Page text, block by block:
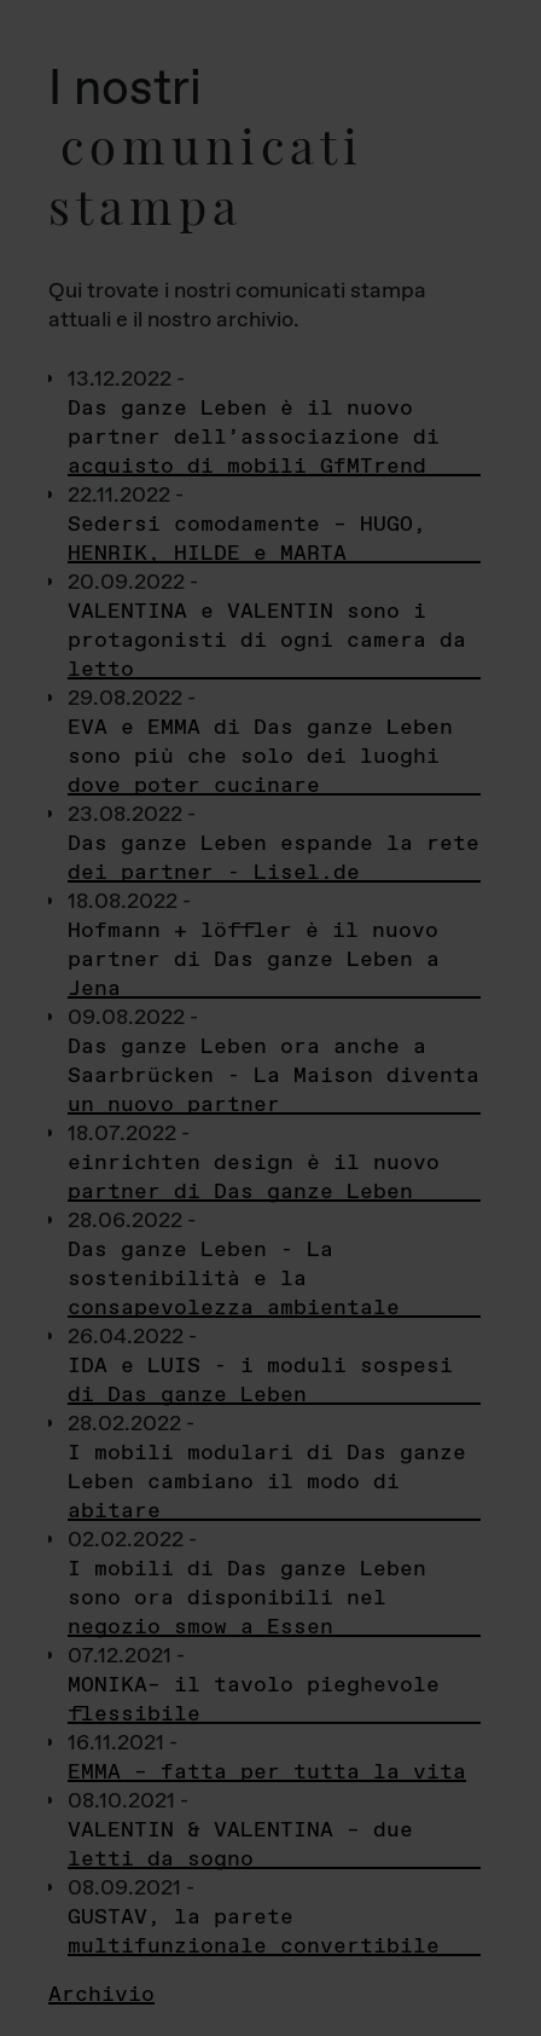
I nostri
comunicati
stampa
Qui trovate i nostri comunicati stampa
attuali e il nostro archivio.
13.12.2022 -
Das ganze Leben è il nuovo
partner dell’associazione di
acquisto di mobili GfMTrend
22.11.2022 -
Sedersi comodamente – HUGO,
HENRIK, HILDE e MARTA
20.09.2022 -
VALENTINA e VALENTIN sono i
protagonisti di ogni camera da
letto
29.08.2022 -
EVA e EMMA di Das ganze Leben
sono più che solo dei luoghi
dove poter cucinare
23.08.2022 -
Das ganze Leben espande la rete
dei partner - Lisel.de
18.08.2022 -
Hofmann + löffler è il nuovo
partner di Das ganze Leben a
Jena
09.08.2022 -
Das ganze Leben ora anche a
Saarbrücken - La Maison diventa
un nuovo partner
18.07.2022 -
einrichten design è il nuovo
partner di Das ganze Leben
28.06.2022 -
Das ganze Leben - La
sostenibilità e la
consapevolezza ambientale
26.04.2022 -
IDA e LUIS - i moduli sospesi
di Das ganze Leben
28.02.2022 -
I mobili modulari di Das ganze
Leben cambiano il modo di
abitare
02.02.2022 -
I mobili di Das ganze Leben
sono ora disponibili nel
negozio smow a Essen
07.12.2021 -
MONIKA– il tavolo pieghevole
flessibile
16.11.2021 -
EMMA – fatta per tutta la vita
08.10.2021 -
VALENTIN & VALENTINA – due
letti da sogno
08.09.2021 -
GUSTAV, la parete
multifunzionale convertibile
Archivio